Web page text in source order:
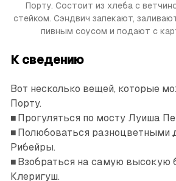
Порту. Состоит из хлеба с
стейком. Сэндвич запекают,
пивным соусом и подают с
К сведению
Вот несколько вещей, которые
Порту.
■ Прогуляться по мосту Луиша
■ Полюбоваться разноцветными
Рибейры.
■ Взобраться на самую высокую
Клеригуш.